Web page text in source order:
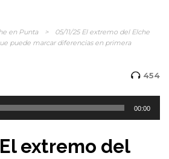
en Punta >
05/11/25 El extremo del Elche
puede marcar diferencias en primera
454
00:00
extremo del